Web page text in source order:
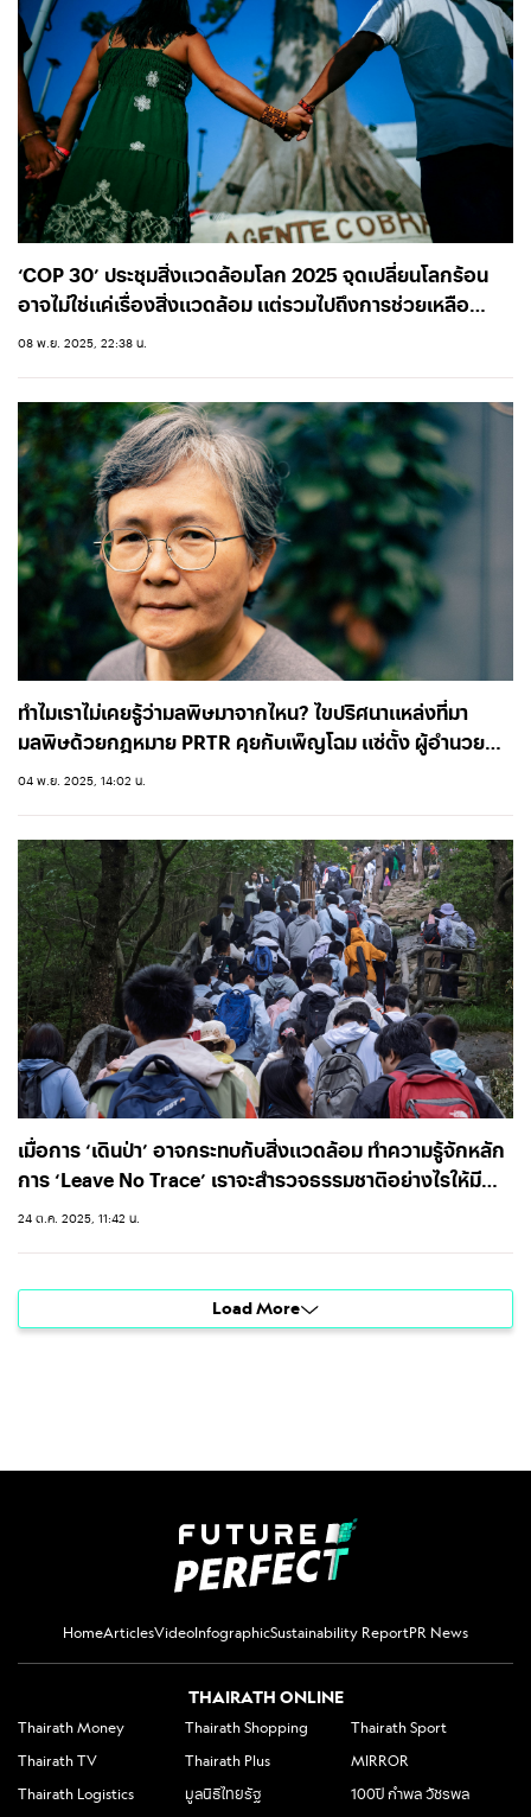
‘COP 30’ ประชุมสิ่งแวดล้อมโลก 2025 จุดเปลี่ยนโลกร้อน
อาจไม่ใช่แค่เรื่องสิ่งแวดล้อม แต่รวมไปถึงการช่วยเหลือ
เพื่อนมนุษย์ด้วย
08 พ.ย. 2025, 22:38 น.
ทำไมเราไม่เคยรู้ว่ามลพิษมาจากไหน? ไขปริศนาแหล่งที่มา
มลพิษด้วยกฎหมาย PRTR คุยกับเพ็ญโฉม แซ่ตั้ง ผู้อำนวย
การมูลนิธิบูรณะนิเวศ
04 พ.ย. 2025, 14:02 น.
เมื่อการ ‘เดินป่า’ อาจกระทบกับสิ่งแวดล้อม ทำความรู้จักหลัก
การ ‘Leave No Trace’ เราจะสำรวจธรรมชาติอย่างไรให้มี
ความรับผิดชอบ
24 ต.ค. 2025, 11:42 น.
Load More
HomeArticlesVideoInfographicSustainability ReportPR News
THAIRATH ONLINE
Thairath Money Thairath Shopping
Thairath Sport
Thairath TV
Thairath Plus
MIRROR
Thairath Logistics
มูลนิธิไทยรัฐ 100ปี กำพล วัชรพล